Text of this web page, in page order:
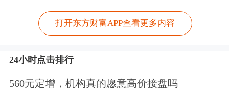
打开东方财富APP查看更多内容
24小时点击排行
560元定增，机构真的愿意高价接盘吗